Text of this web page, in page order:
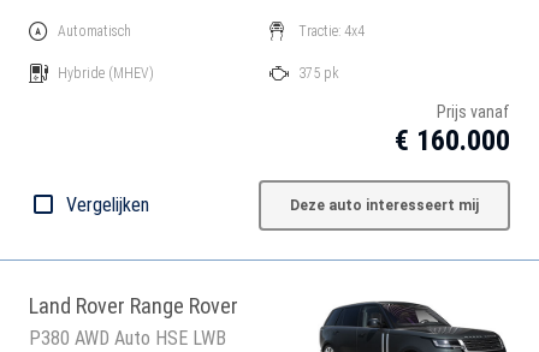
Automatisch
Hybride (MHEV)
Tractie: 4x4
375 pk
Prijs vanaf
€ 160.000
Vergelijken Deze auto interesseert mij
Land Rover Range Rover
P380 AWD Auto HSE LWB